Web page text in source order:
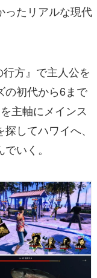
ったリアルな現代
方』で主人公を
の初代から6まで
主軸にメインス
してハワイへ、
いく。